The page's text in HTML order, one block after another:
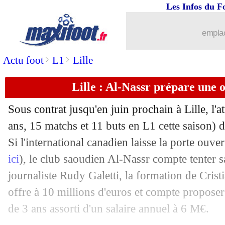
Actu foot> L1 > Lille
Les Infos du
Lille : Al-Nassr prépare une
Sous contrat jusqu'en juin prochain à Lille,
ans, 15 matchs et 11 buts en L1 cette saison)
Si l'international canadien laisse la porte
ici), le club saoudien Al-Nassr compte tenter
journaliste Rudy Galetti, la formation de
offre à 10 millions d'euros et compte
de 3 ans assorti d'un salaire annuel à 6 M€.
Reims : Agbadou va signer à
03/01 Atletico: Simeone cash sur Dani
03/01 Liverpool: M. Salah - "ma dernière
03/01 Atletico : Simeone veut récupérer
03/01 Montpellier : Savanier perd le
03/01 Rennes: 3 recrues attendues après
03/01 Liverpool: Salah aux anges avec Slot